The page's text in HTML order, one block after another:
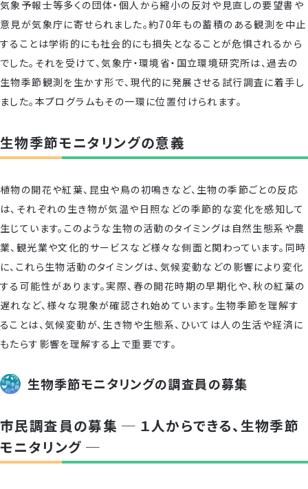
気象予報士等多くの団体・個人から縮小の反対や見直しの要望書や
意見が気象庁に寄せられました。約70年もの蓄積のある観測を中止
することは学術的にも社会的にも損失となることが危惧されるから
でした。それを受けて、気象庁・環境省・国立環境研究所は、過去の
生物季節観測を生かす形で、現代的に発展させる試行調査に着手し
ました。本プログラムもその一環に位置付けられます。
生物季節モニタリングの意義
植物の開花や紅葉、昆虫や鳥の初鳴きなど、生物の季節ごとの反応
は、それぞれの生き物が気温や日照などの季節的な変化を感知して
生じています。このような生物の活動のタイミングは自然生態系や農
業、観光業や文化的サービスなど様々な側面と関わっています。同時
に、これら生物活動のタイミングは、気候変動などの影響により変化
する可能性があります。実際、春の開花時期の早期化や、秋の紅葉の
遅れなど、様々な現象が確認され始めています。生物季節を理解す
ることは、気候変動が、生き物や生態系、ひいては人の生活や経済に
もたらす影響を理解する上で重要です。
生物季節モニタリングの調査員の募集
市民調査員の募集 ─ １人からできる、生物季節
モニタリング ─